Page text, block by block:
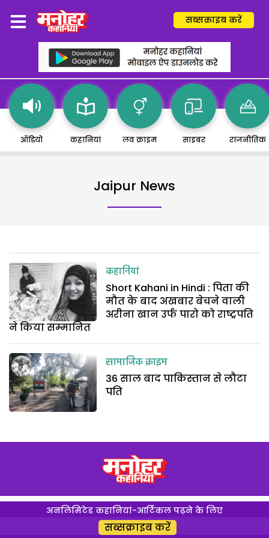
सब्सक्राइब करें
ऑडियो कहानियां लव क्राइम साइबर राजनीतिक
Jaipur News
कहानियां
Short Kahani in Hindi : पिता की
मौत के बाद अखबार बेचने वाली
अरीना खान उर्फ पारो को राष्ट्रपति
ने किया सम्मानित
सामाजिक क्राइम
36 साल बाद पाकिस्तान से लौटा
पति
अनलिमिटेड कहानियां-आर्टिकल पढ़ने के लिए
सब्सक्राइब करें